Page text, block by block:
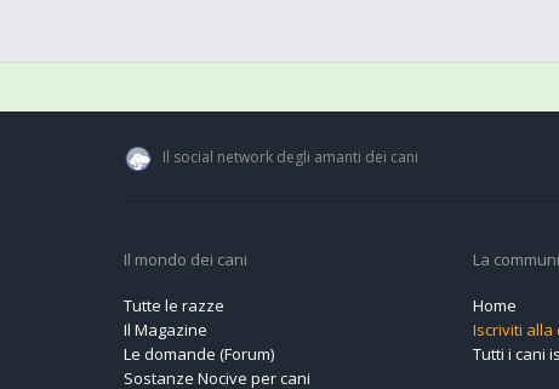
Il social network degli amanti dei cani
Il mondo dei cani
Tutte le razze
Il Magazine
Le domande (Forum)
Sostanze Nocive per cani
La
Home
Iscriviti alla
Tutti i cani